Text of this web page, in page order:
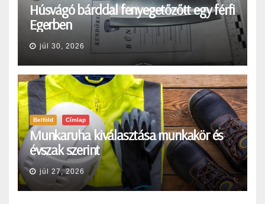
Húsvágó bárddal fenyegetőzőtt egy férfi
Egerben
júl 30, 2026
Belföld Címlap
Munkaruha kiválasztása munkakör és
évszak szerint
júl 27, 2026